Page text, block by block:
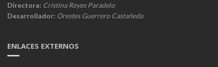
Directora: Cristina Reyes Paradelo
Desarrollador: Orestes Guerrero Castañeda
ENLACES EXTERNOS